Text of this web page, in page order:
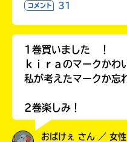
コメント 31
1巻買いました ！
ｋｉｒａのマークかわ
私が考えたマークか忘
2巻楽しみ！
おばけぇ さん ／ 女